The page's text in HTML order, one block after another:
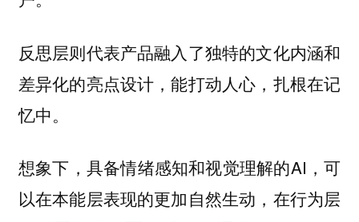
反思层则代表产品融入了独特的文化内涵和
差异化的亮点设计，能打动人心，扎根在记
忆中。
想象下，具备情绪感知和视觉理解的AI，可
以在本能层表现的更加自然生动，在行为层